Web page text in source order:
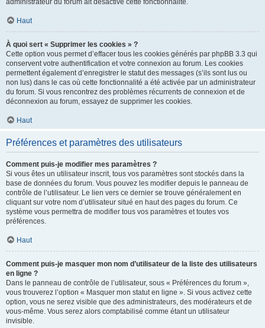
administrateur du forum ait désactivé cette fonctionnalité.
Haut
À quoi sert « Supprimer les cookies » ?
Cette option vous permet d’effacer tous les cookies générés par phpBB 3.3 qui
conservent votre authentification et votre connexion au forum. Les cookies
permettent également d’enregistrer le statut des messages (s’ils sont lus ou
non lus) dans le cas où cette fonctionnalité a été activée par un administrateur
du forum. Si vous rencontrez des problèmes récurrents de connexion et de
déconnexion au forum, essayez de supprimer les cookies.
Haut
Préférences et paramètres des utilisateurs
Comment puis-je modifier mes paramètres ?
Si vous êtes un utilisateur inscrit, tous vos paramètres sont stockés dans la
base de données du forum. Vous pouvez les modifier depuis le panneau de
contrôle de l’utilisateur. Le lien vers ce dernier se trouve généralement en
cliquant sur votre nom d’utilisateur situé en haut des pages du forum. Ce
système vous permettra de modifier tous vos paramètres et toutes vos
préférences.
Haut
Comment puis-je masquer mon nom d’utilisateur de la liste des utilisateurs
en ligne ?
Dans le panneau de contrôle de l’utilisateur, sous « Préférences du forum »,
vous trouverez l’option « Masquer mon statut en ligne ». Si vous activez cette
option, vous ne serez visible que des administrateurs, des modérateurs et de
vous-même. Vous serez alors comptabilisé comme étant un utilisateur
invisible.